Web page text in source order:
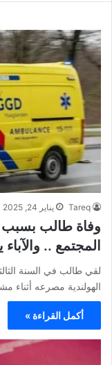
Tareq يناير 24, 2025
وفاة طالب بسبب
المجتمع ..
لقي طالب في السنة
الهولندية مصرعه أثناء
أكمل القراءة »